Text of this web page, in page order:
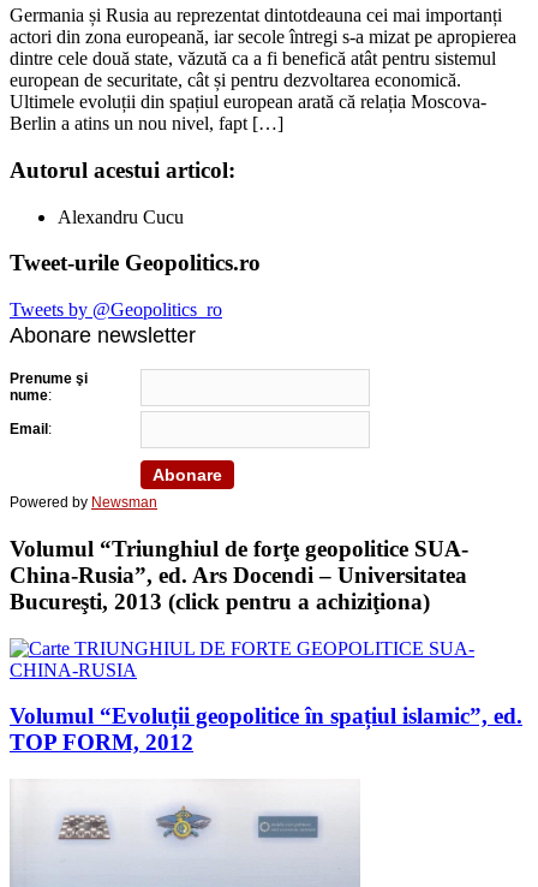
Germania și Rusia au reprezentat dintotdeauna cei mai importanți
actori din zona europeană, iar secole întregi s-a mizat pe apropierea
dintre cele două state, văzută ca a fi benefică atât pentru sistemul
european de securitate, cât și pentru dezvoltarea economică.
Ultimele evoluții din spațiul european arată că relația Moscova-
Berlin a atins un nou nivel, fapt […]
Autorul acestui articol:
Alexandru Cucu
Tweet-urile Geopolitics.ro
Tweets by @Geopolitics_ro
Abonare newsletter
Prenume şi
nume:
Email :
Powered by Newsman
Volumul “Triunghiul de forţe geopolitice SUA-
China-Rusia”, ed. Ars Docendi – Universitatea
Bucureşti, 2013 (click pentru a achiziţiona)
Volumul “Evoluții geopolitice în spațiul islamic”, ed.
TOP FORM, 2012